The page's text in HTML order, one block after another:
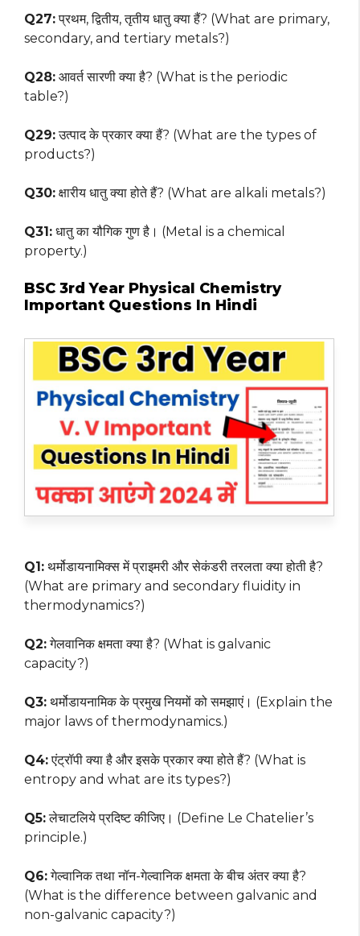
Q27:प्रथम, द्वितीय, तृतीय धातु क्या हैं? (What are primary,
secondary, and tertiary metals?)
Q28: आवर्त सारणी क्या है? (What is the periodic
table?)
Q29:उत्पाद के प्रकार क्या हैं? (What are the types of
products?)
Q30: क्षारीय धातु क्या होते हैं? (What are alkali metals?)
Q31: धातु का यौगिक गुण है। (Metal is a chemical
property.)
BSC 3rd Year Physical Chemistry
Important Questions In Hindi
Q1: थर्मोडायनामिक्स में प्राइमरी और सेकंडरी तरलता क्या होती है?
(What are primary and secondary fluidity in
thermodynamics?)
Q2:गेलवानिक क्षमता क्या है? (What is galvanic
capacity?)
Q3: थर्मोडायनामिक के प्रमुख नियमों को समझाएं। (Explain the
major laws of thermodynamics.)
Q4:एंट्रॉपी क्या है और इसके प्रकार क्या होते हैं? (What is
entropy and what are its types?)
Q5:लेचाटलिये प्रदिष्ट कीजिए। (Define Le Chatelier’s
principle.)
Q6:गेल्वानिक तथा नॉन-गेल्वानिक क्षमता के बीच अंतर क्या है?
(What is the difference between galvanic and
non-galvanic capacity?)